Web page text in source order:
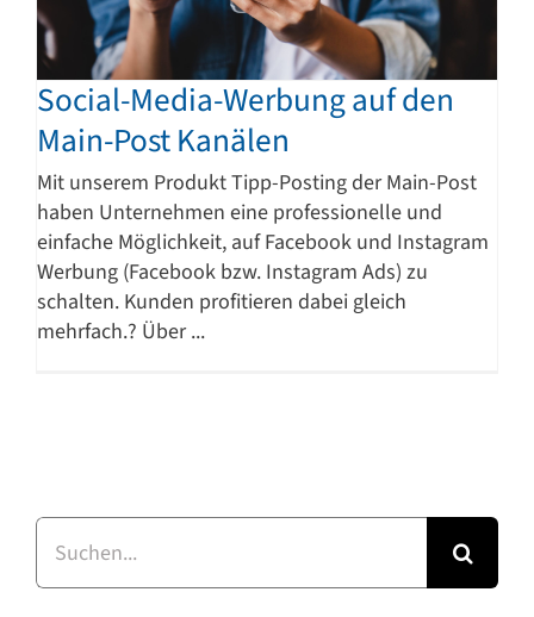
Social-Media-Werbung auf den
Main-Post Kanälen
Mit unserem Produkt Tipp-Posting der Main-Post
haben Unternehmen eine professionelle und
einfache Möglichkeit, auf Facebook und Instagram
Werbung (Facebook bzw. Instagram Ads) zu
schalten. Kunden profitieren dabei gleich
mehrfach.? Über ...
Suche
nach: